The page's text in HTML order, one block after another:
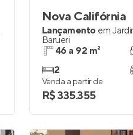
Nova Califórnia
Lançamento em
Barueri
46 a 92 m²
2
Venda a partir de
R$ 335.355